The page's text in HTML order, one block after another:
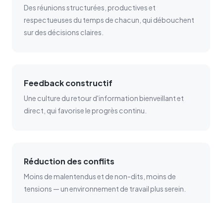
Des réunions structurées, productives et
respectueuses du temps de chacun, qui débouchent
sur des décisions claires.
Feedback constructif
Une culture du retour d'information bienveillant et
direct, qui favorise le progrès continu.
Réduction des conflits
Moins de malentendus et de non-dits, moins de
tensions — un environnement de travail plus serein.